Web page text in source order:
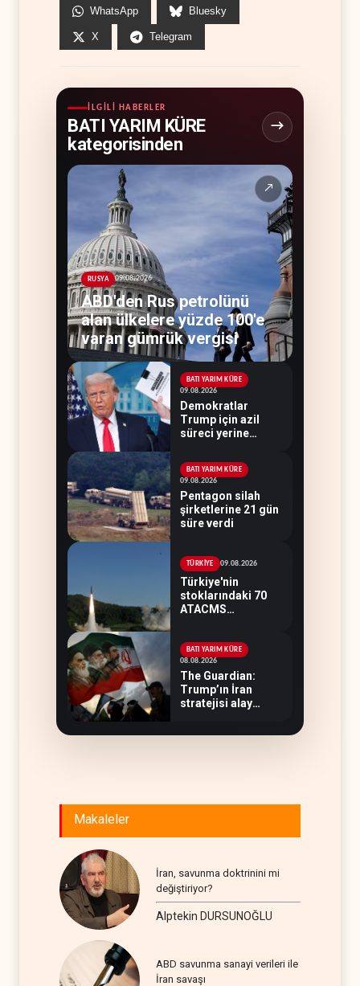
WhatsApp Bluesky
X Telegram
İLGILI HABERLER
BATI YARIM KÜRE
kategorisinden
↗
RUSYA 09.08.2026
ABD'den Rus petrolünü
alan ülkelere yüzde 100'e
varan gümrük vergisi
BATI YARIM KÜRE
09.08.2026
Demokratlar
Trump için azil
süreci yerine
hazırlıyor
BATI YARIM KÜRE
09.08.2026
Pentagon silah
şirketlerine 21 gün
süre verdi
TÜRKİYE 09.08.2026
Türkiye'nin
stoklarındaki 70
ATACMS
BATI YARIM KÜRE
08.08.2026
The Guardian:
Trump’ın İran
stratejisi alay
Makaleler
İran, savunma doktrinini mi
değiştiriyor?
Alptekin DURSUNOĞLU
ABD savunma sanayi verileri ile
İran savaşı